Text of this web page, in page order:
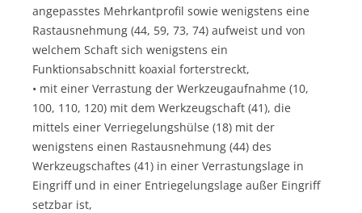
angepasstes Mehrkantprofil sowie wenigstens eine
Rastausnehmung (44, 59, 73, 74) aufweist und von
welchem Schaft sich wenigstens ein
Funktionsabschnitt koaxial forterstreckt,
• mit einer Verrastung der Werkzeugaufnahme (10,
100, 110, 120) mit dem Werkzeugschaft (41), die
mittels einer Verriegelungshülse (18) mit der
wenigstens einen Rastausnehmung (44) des
Werkzeugschaftes (41) in einer Verrastungslage in
Eingriff und in einer Entriegelungslage außer Eingriff
setzbar ist,